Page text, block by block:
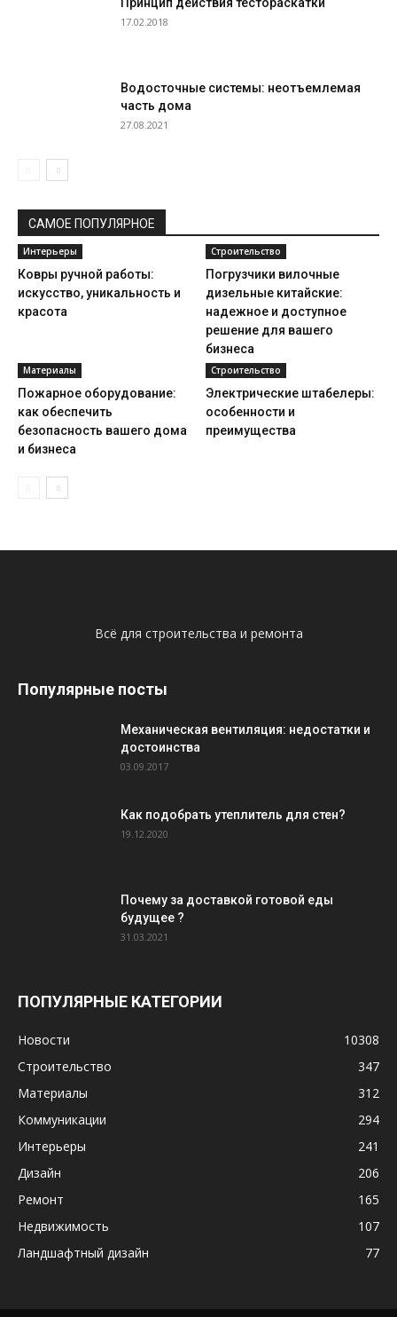
17.02.2018
Водосточные системы: неотъемлемая
часть дома
27.08.2021
САМОЕ ПОПУЛЯРНОЕ
Интерьеры
Ковры ручной работы:
искусство, уникальность и
красота
Строительство
Погрузчики вилочные
дизельные китайские:
надежное и доступное
решение для вашего
бизнеса
Материалы
Пожарное оборудование:
как обеспечить
безопасность вашего дома
и бизнеса
Строительство
Электрические штабелеры:
особенности и
преимущества
Всё для строительства и ремонта
Популярные посты
Механическая вентиляция: недостатки и
достоинства
03.09.2017
Как подобрать утеплитель для стен?
19.12.2020
Почему за доставкой готовой еды
будущее ?
31.03.2021
ПОПУЛЯРНЫЕ КАТЕГОРИИ
Новости
10308
Строительство
347
Материалы
312
Коммуникации
294
Интерьеры
241
Дизайн
206
Ремонт
165
Недвижимость
107
Ландшафтный дизайн
77